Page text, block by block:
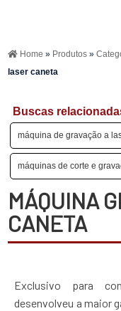
Home » Produtos»
laser caneta
Buscas
máquina de gravação a
máquinas de corte e
MÁQUINA
CANETA
Exclusivo para
desenvolveu a maior